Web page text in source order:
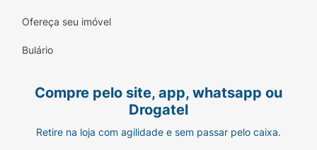
Ofereça seu imóvel
Bulário
Compre pelo site, app, whatsapp ou
Drogatel
Retire na loja com agilidade e sem passar pelo caixa.